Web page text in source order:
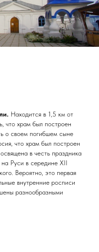
Находится в 1,5 км от
что храм был построен
о своем погибшем сыне
что храм был построен
в честь праздника
Руси в середине XII
Вероятно, это первая
внутренние росписи
разнообразными